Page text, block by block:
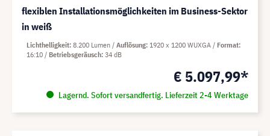
flexiblen Installationsmöglichkeiten im Business-Sektor
in weiß
€ 5.097,99*
Lagernd. Sofort versandfertig. Lieferzeit 2-4 Werktage
Lichthelligkeit 8.200 Lumen Auflösung 1920 x 1200 WUXGA
Format
16:10
Betriebsgeräusch 34 dB